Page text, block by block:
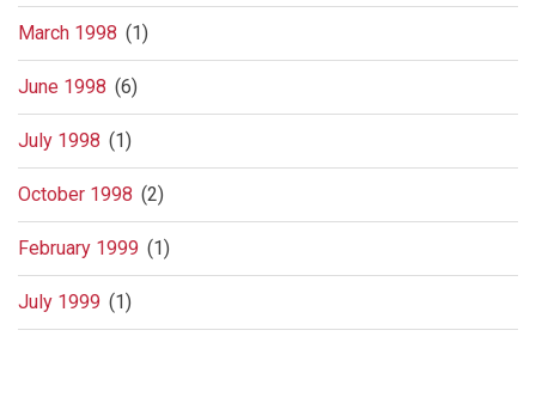
March 1998 (1)
June 1998 (6)
July 1998 (1)
October 1998 (2)
February 1999 (1)
July 1999 (1)